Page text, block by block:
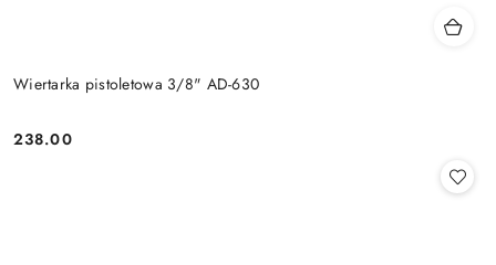
Wiertarka pistoletowa 3/8" AD-630
Cena:
238.00